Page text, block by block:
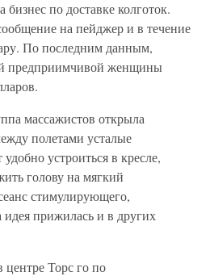
по доставке колготок.
на пейджер и в течение
По последним данным,
предприимчивой женщины
массажистов открыла
полетами усталые
устроиться в кресле,
голову на мягкий
стимулирующего,
прижилась и в других
Торс го по